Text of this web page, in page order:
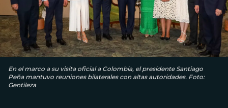
En el marco a su visita oficial a Colombia, el presidente Santiago
Peña mantuvo reuniones bilaterales con altas autoridades. Foto:
Gentileza